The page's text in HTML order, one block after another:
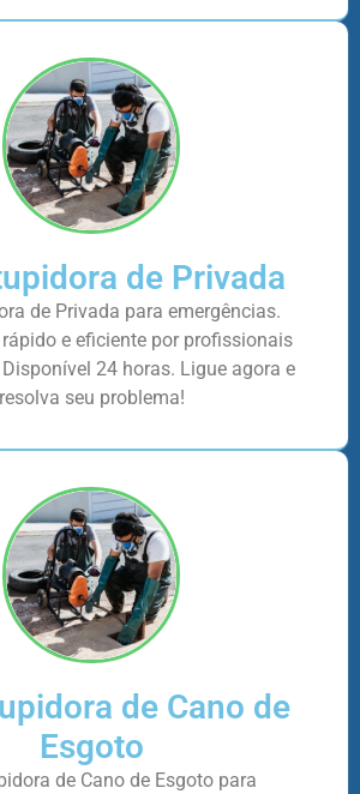
de Privada
de Privada para emergências.
e eficiente por profissionais
24 horas. Ligue agora e
resolva seu problema!
de Cano de
Esgoto
de Cano de Esgoto para